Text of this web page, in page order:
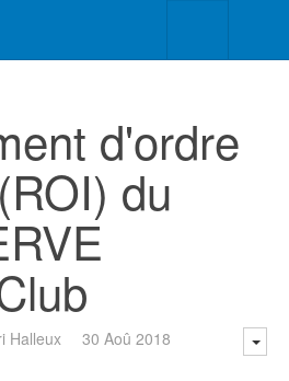
d'ordre
du
Halleux 30 Aoû 2018